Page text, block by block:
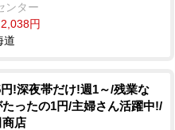
ンター
円
道
!深夜帯だけ!週1～/残業な
たったの1円/主婦さん活躍中!/
店